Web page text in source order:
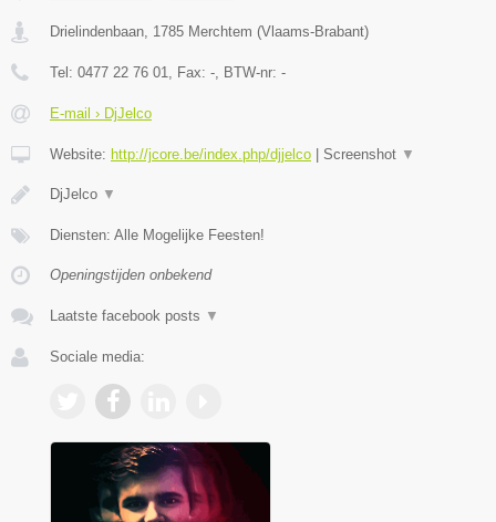
Drielindenbaan 1785 Merchtem (Vlaams-Brabant)
Tel: 0477 22 76 01 , Fax: - , BTW-nr: -
E-mail › DjJelco
Website: http://jcore.be/index.php/djjelco | Screenshot ▼
DjJelco ▼
Diensten: Alle Mogelijke Feesten!
Openingstijden onbekend
Laatste facebook posts ▼
Sociale media: